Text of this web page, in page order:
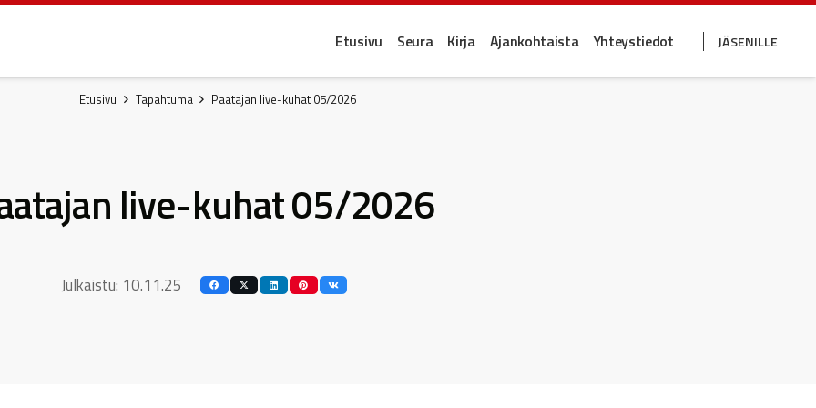
Etusivu Seura Kirja Ajankohtaista Yhteystiedot JÄSENILLE
Etusivu Tapahtuma Paatajan live-kuhat 05/2026
live-kuhat 05/2026
Julkaistu: 10.11.25